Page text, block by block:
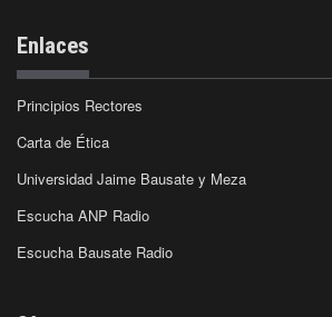
Enlaces
Principios Rectores
Carta de Ética
Universidad Jaime Bausate y Meza
Escucha ANP Radio
Escucha Bausate Radio